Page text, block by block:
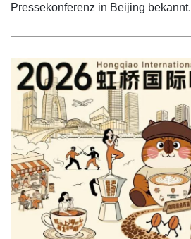
Pressekonferenz in Beijing bekannt.